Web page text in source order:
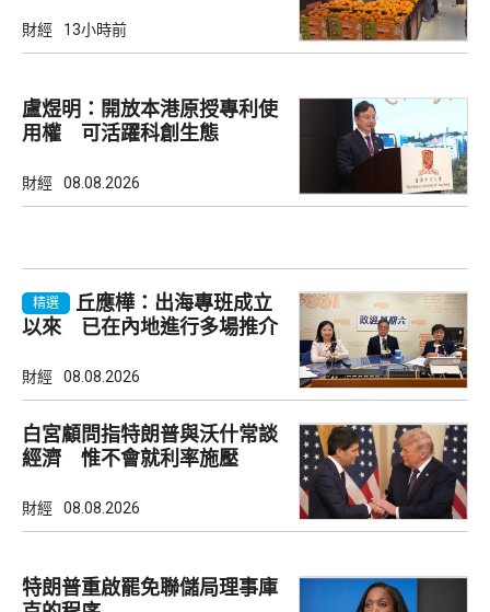
財經 13小時前
盧煜明：開放本港原授專利使
用權 可活躍科創生態
財經 08.08.2026
精選
丘應樺：出海專班成立
以來 已在內地進行多場推介
財經 08.08.2026
白宮顧問指特朗普與沃什常談
經濟 惟不會就利率施壓
財經 08.08.2026
特朗普重啟罷免聯儲局理事庫